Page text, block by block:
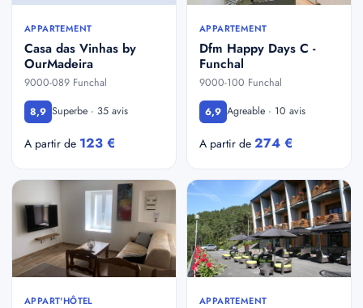
APPARTEMENT
Casa das Vinhas by
OurMadeira
9000-089 Funchal
8,9 Superbe · 35 avis
A partir de 123 €
APPARTEMENT
Dfm Happy Days C -
Funchal
9000-100 Funchal
6,9 Agreable · 10 avis
A partir de 274 €
APPART'HÔTEL APPARTEMENT